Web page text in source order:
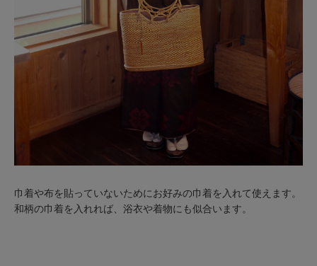
巾着や布を貼っていないためにお好みの巾着を入れて使えます。
和柄の巾着を入れれば、浴衣や着物にも似合います。